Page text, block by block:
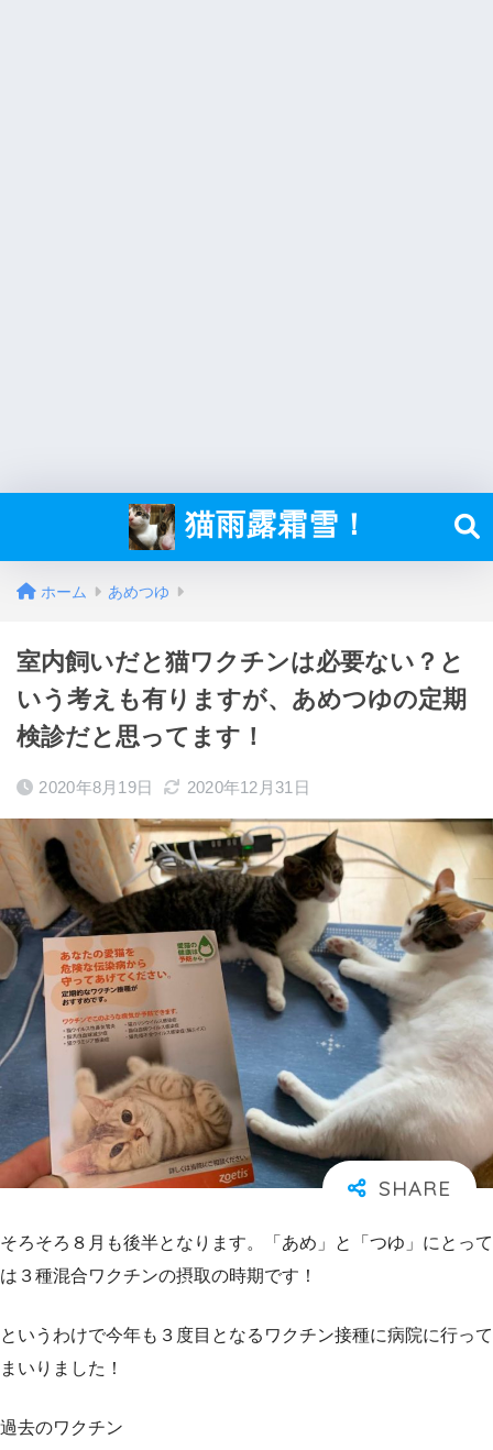
猫雨露霜雪！
ホーム あめつゆ
室内飼いだと猫ワクチンは必要ない？と
いう考えも有りますが、あめつゆの定期
検診だと思ってます！
2020年8月19日 2020年12月31日
そろそろ８月も後半となります。「あめ」と「つゆ」にとって
は３種混合ワクチンの摂取の時期です！
というわけで今年も３度目となるワクチン接種に病院に行って
まいりました！
過去のワクチン